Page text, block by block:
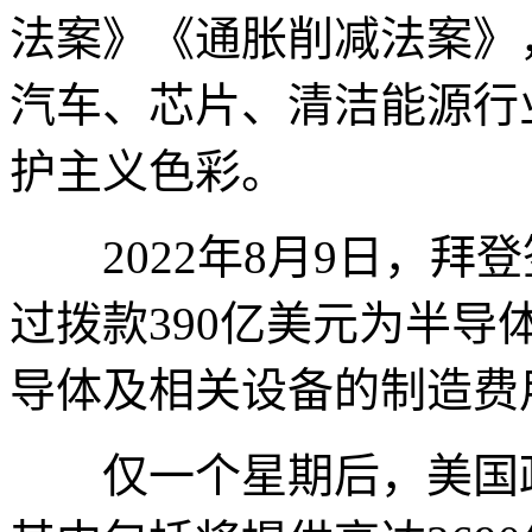
法案》《通胀削减法案
汽车、芯片、清洁能源
护主义色彩。
2022年8月9日，拜登
过拨款390亿美元为半导
导体及相关设备的制造
仅一个星期后，美国